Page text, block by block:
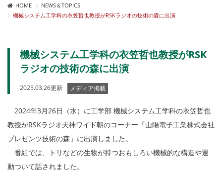
HOME
NEWS＆TOPICS
機械システム工学科の衣笠哲也教授がRSKラジオの技術の森に出演
機械システム工学科の衣笠哲也教授がRSK
ラジオの技術の森に出演
2025.03.26更新 メディア掲載
2024年3月26日（水）に工学部 機械システム工学科の衣笠哲也
教授がRSKラジオ天神ワイド朝のコーナー「山陽電子工業株式会社
プレゼンツ技術の森」に出演しました。
番組では、トリなどの生物が持つおもしろい機械的な構造や運
動ついて話されました。